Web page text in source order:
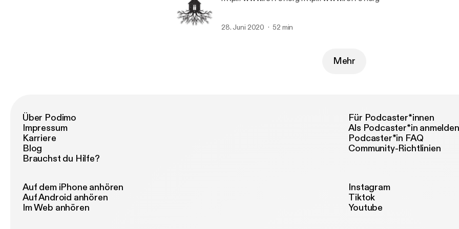
28. Juni 2020 52 min
Mehr
Über Podimo
Impressum
Karriere
Blog
Brauchst du Hilfe?
Für Podcaster*innen
Als Podcaster*in anmelden
Podcaster*in FAQ
Community-Richtlinien
Auf dem iPhone anhören
Auf Android anhören
Im Web anhören
Instagram
Tiktok
Youtube